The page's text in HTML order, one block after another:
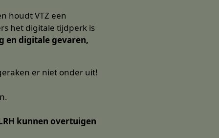
houdt VTZ een
het digitale tijdperk is
en digitale gevaren,
er niet onder uit!
kunnen overtuigen